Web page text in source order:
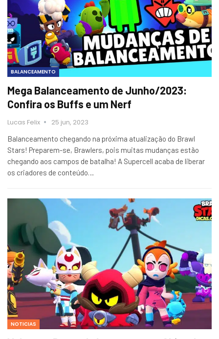
BALANCEAMENTO
Mega Balanceamento de Junho/2023:
Confira os Buffs e um Nerf
Lucas Felix 25 jun, 2023
Balanceamento chegando na próxima atualização do Brawl
Stars! Preparem-se, Brawlers, pois muitas mudanças estão
chegando aos campos de batalha! A Supercell acaba de liberar
os criadores de conteúdo…
NOTICIAS